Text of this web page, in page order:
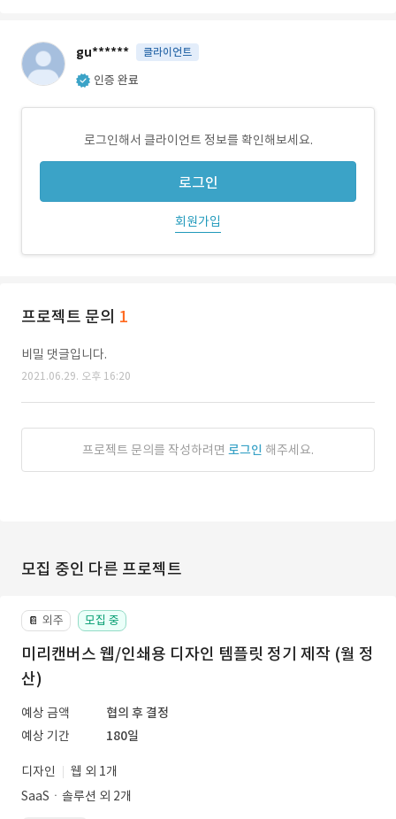
gu****** 클라이언트
인증 완료
로그인해서 클라이언트 정보를 확인해보세요.
로그인
회원가입
프로젝트 문의 1
비밀 댓글입니다.
2021.06.29. 오후 16:20
프로젝트 문의를 작성하려면 로그인 해주세요.
모집 중인 다른 프로젝트
📔 외주 모집 중
미리캔버스 웹/인쇄용 디자인 템플릿 정기 제작 (월 정
산)
예상 금액
협의 후 결정
예상 기간
180일
디자인
웹 외 1개
SaaSㆍ솔루션 외 2개